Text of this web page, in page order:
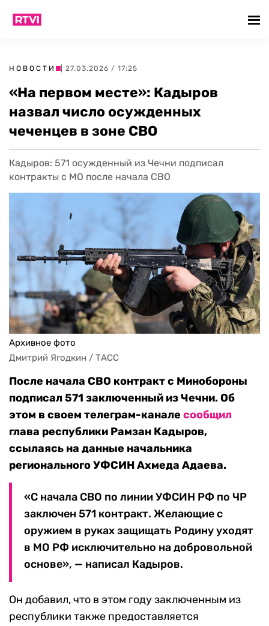
НОВОСТИ | 27.03.2026 / 17:25
«На первом месте»: Кадыров
назвал число осужденных
чеченцев в зоне СВО
Кадыров: 571 осужденный из Чечни подписал
контракты с МО после начала СВО
Архивное фото
Дмитрий Ягодкин / ТАСС
После начала СВО контракт с Минобороны
подписал 571 заключенный из Чечни. Об
этом в своем телеграм-канале сообщил
глава республики Рамзан Кадыров,
ссылаясь на данные начальника
регионального УФСИН Ахмеда Адаева.
«С начала СВО по линии УФСИН РФ по ЧР
заключен 571 контракт. Желающие с
оружием в руках защищать Родину уходят
в МО РФ исключительно на добровольной
основе», — написал Кадыров.
Он добавил, что в этом году заключенным из
республики также предоставляется